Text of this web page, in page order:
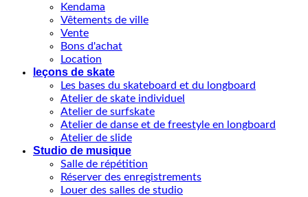
Kendama
Vêtements de ville
Vente
Bons d'achat
Location
leçons de skate
Les bases du skateboard et du longboard
Atelier de skate individuel
Atelier de surfskate
Atelier de danse et de freestyle en longboard
Atelier de slide
Studio de musique
Salle de répétition
Réserver des enregistrements
Louer des salles de studio